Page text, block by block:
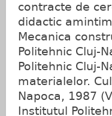
contracte de
didactic
Mecanica
Politehnic Cluj-
Politehnic Cluj-
materialelor.
Napoca, 1987
Institutul